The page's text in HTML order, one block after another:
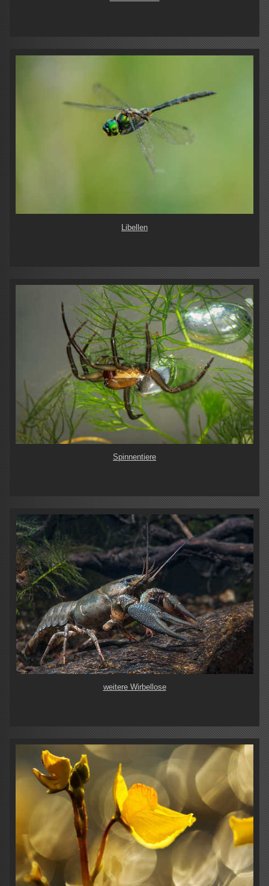
Libellen
Spinnentiere
weitere Wirbellose